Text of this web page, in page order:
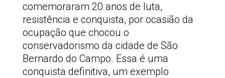
comemoraram 20 anos de luta,
resistência e conquista, por ocasião da
ocupação que chocou o
conservadorismo da cidade de São
Bernardo do Campo. Essa é uma
conquista definitiva, um exemplo